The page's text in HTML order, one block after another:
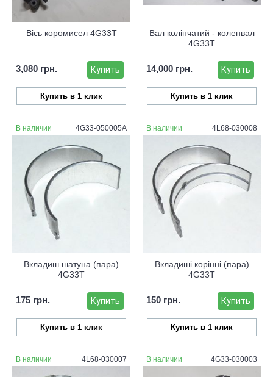
Вісь коромисел 4G33T
3,080 грн. Купить
Купить в 1 клик
Вал колінчатий - коленвал
4G33T
14,000 грн. Купить
Купить в 1 клик
В наличии 4G33-050005A
Вкладиш шатуна (пара)
4G33T
175 грн. Купить
Купить в 1 клик
В наличии 4L68-030008
Вкладиші корінні (пара)
4G33T
150 грн. Купить
Купить в 1 клик
В наличии 4L68-030007 В наличии 4G33-030003